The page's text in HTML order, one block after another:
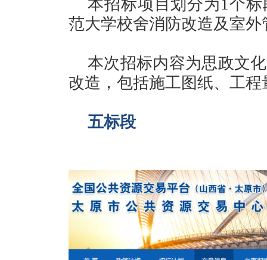
本招标项目划分为1个
范大学校舍消防改造及室
本次招标内容为思政文
改造，包括施工图纸、工
五标段